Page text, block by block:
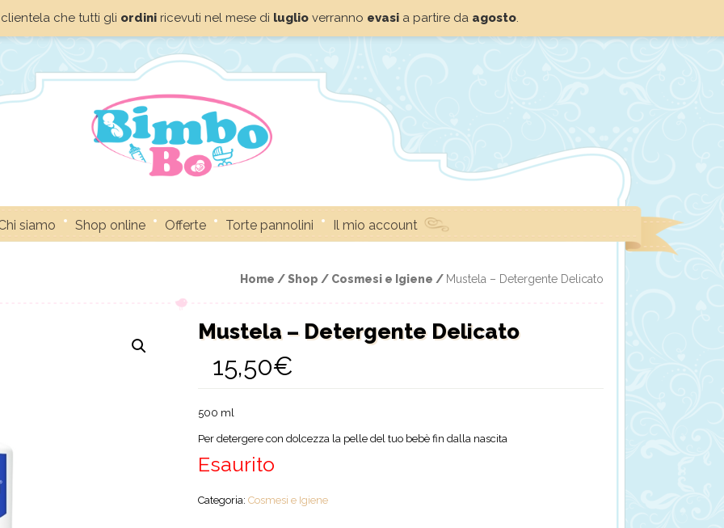
che tutti gli ordiniricevuti nel mese di luglioverranno evasia partire da agosto.
siamo Shop online Offerte Torte pannolini Il mio account
Home /Shop / Cosmesi e Igiene / Mustela – Detergente Delicato
Mustela – Detergente Delicato
15,50€
500 ml
Per detergere con dolcezza la pelle del tuo bebè fin dalla nascita
Esaurito
Categoria: Cosmesi e Igiene